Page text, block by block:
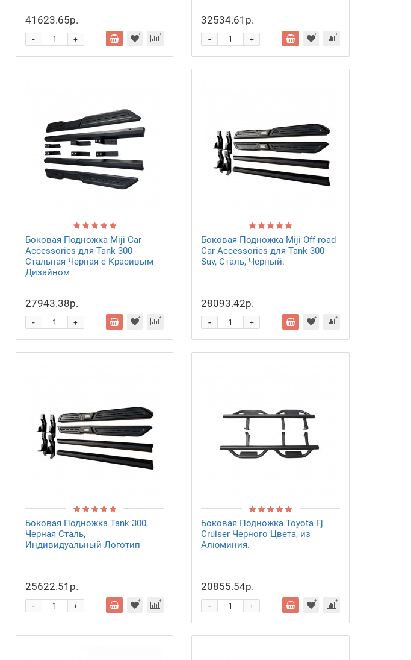
41623.65р.
+
-
32534.61р.
+
-
Боковая Подножка Miji Car
Accessories для Tank 300 -
Стальная Черная с Красивым
Дизайном
27943.38р.
+
-
Боковая Подножка Miji Off-road
Car Accessories для Tank 300
Suv, Сталь, Черный.
28093.42р.
+
-
Боковая Подножка Tank 300,
Черная Сталь,
Индивидуальный Логотип
25622.51р.
+
-
Боковая Подножка Toyota Fj
Cruiser Черного Цвета, из
Алюминия.
20855.54р.
+
-